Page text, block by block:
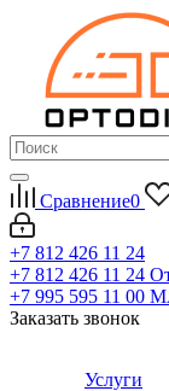
Сравнение0
+7 812 426 11 24
+7 812 426 11 24
+7 995 595 11 00
Заказать звонок
Услуги